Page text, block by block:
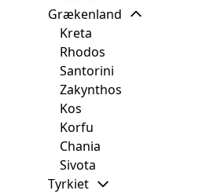
Grækenland
Kreta
Rhodos
Santorini
Zakynthos
Kos
Korfu
Chania
Sivota
Tyrkiet